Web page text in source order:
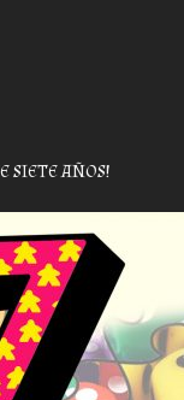
SIETE AÑOS!